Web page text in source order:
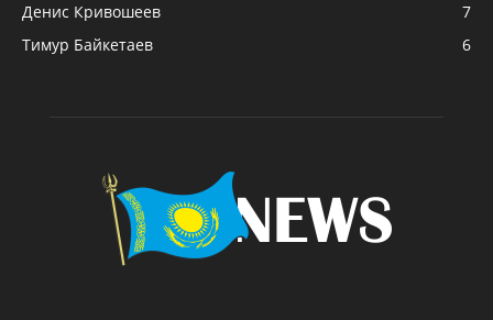
Денис Кривошеев
7
Тимур Байкетаев
6